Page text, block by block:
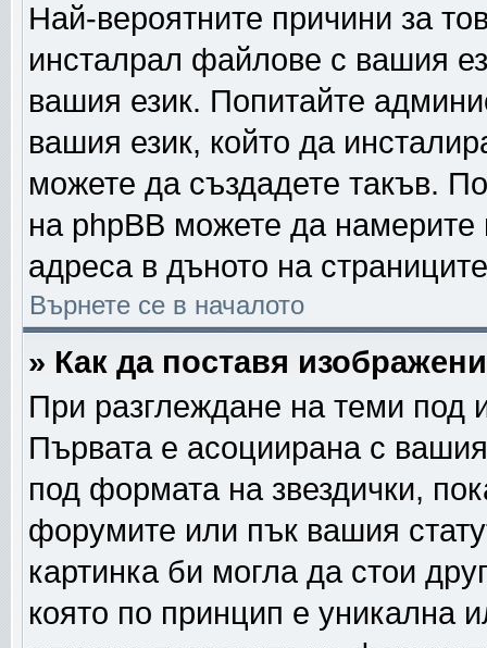
Най-вероятните причини за
инсталрал файлове с вашия
вашия език. Попитайте
вашия език, който да
можете да създадете такъв.
на phpBB можете да
адреса в дъното на
Върнете се в началото
» Как да поставя
При разглеждане на теми под
Първата е асоциирана с
под формата на звездички,
форумите или пък вашия
картинка би могла да стои
която по принцип е уникална